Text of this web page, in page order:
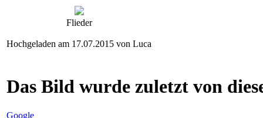
Flieder
Hochgeladen am 17.07.2015 von Luca
Das Bild wurde zuletzt von
Google